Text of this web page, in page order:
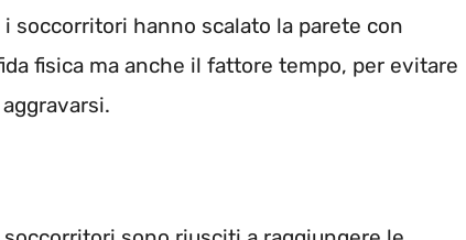
hanno scalato la parete con
fisica ma anche il fattore tempo, per evitare